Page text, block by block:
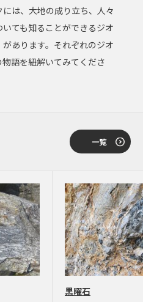
は、大地の成り立ち、人々
ても知ることができるジオ
あります。 それぞれのジオ
語を紐解いてみてくださ
一覧
黒曜石